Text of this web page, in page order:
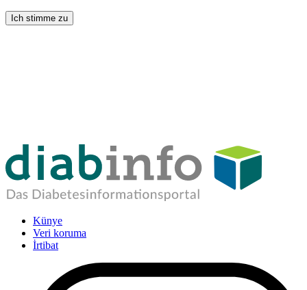
Ich stimme zu
Künye
Veri koruma
İrtibat